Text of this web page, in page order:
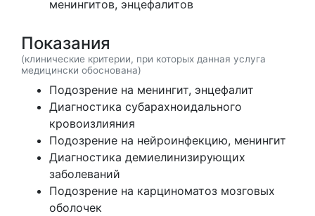
менингитов, энцефалитов
Показания
(клинические критерии, при которых данная услуга
медицински обоснована)
Подозрение на менингит, энцефалит
Диагностика субарахноидального
кровоизлияния
Подозрение на нейроинфекцию, менингит
Диагностика демиелинизирующих
заболеваний
Подозрение на карциноматоз мозговых
оболочек